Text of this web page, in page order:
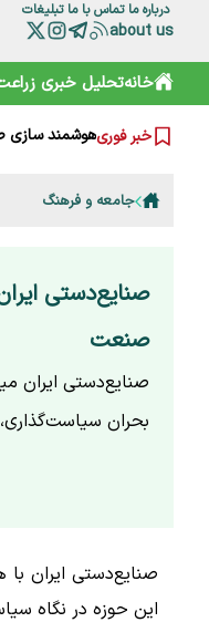
درباره ما تماس با ما تبلیغات
about us
خانهتحلیل خبری
خبر فوری
خرید آسان
ترامپ از
شارژ کالابرگ
هوشمند سازی
هشدار
گوزن زرد
جامعه و فرهنگ
صنایع‌دستی
صنعت
صنایع‌دستی ایران
بحران
صنایع‌دستی ایران با
این حوزه در نگاه